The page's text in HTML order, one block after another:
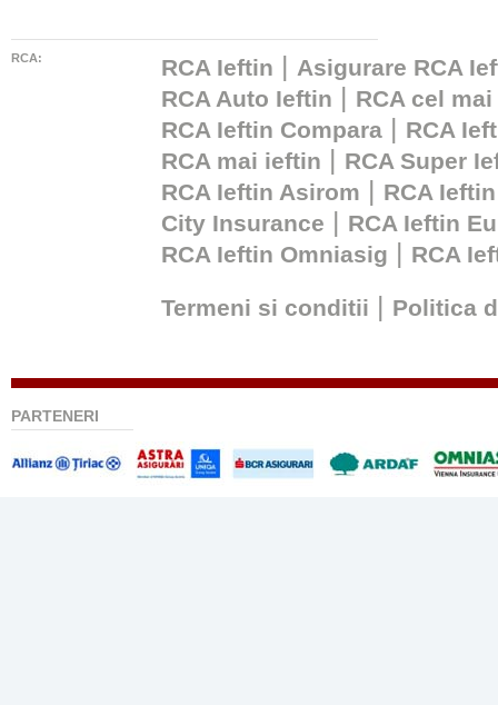
RCA: RCA Ieftin
Asigurare RCA
RCA Auto Ieftin
RCA cel
RCA Ieftin Compara
RCA
RCA mai ieftin
RCA Super
RCA Ieftin Asirom
RCA
City Insurance
RCA Ieftin
RCA Ieftin Omniasig
RCA
Termeni si conditii Politica
PARTENERI